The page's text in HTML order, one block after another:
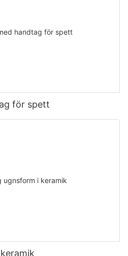
för spett